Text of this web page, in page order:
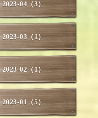
2023-04（3）
2023-03（1）
2023-02（1）
2023-01（5）